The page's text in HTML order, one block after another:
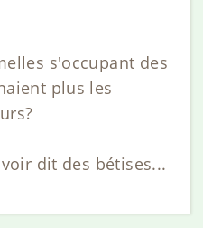
s'occupant des
plus les
dit des bétises...